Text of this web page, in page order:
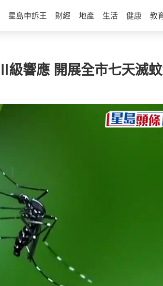
星島申訴王 財經 地產 生活 健康 教
響應 開展全市七天滅